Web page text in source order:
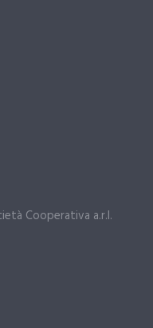
Cooperativa a.r.l.